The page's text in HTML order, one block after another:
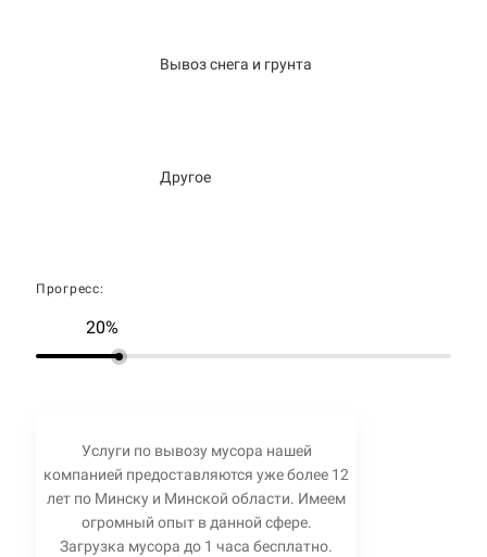
Вывоз снега и грунта
Другое
Прогресс:
20%
Услуги по вывозу мусора нашей
компанией предоставляются уже более 12
лет по Минску и Минской области. Имеем
огромный опыт в данной сфере.
Загрузка мусора до 1 часа бесплатно.